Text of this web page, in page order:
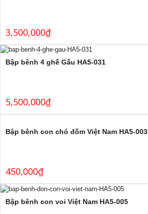
3,500,000₫
Bập bênh 4 ghế Gấu HA5-031
5,500,000₫
Bập bênh con chó đốm Việt Nam HA5-003
450,000₫
Bập bênh con voi Việt Nam HA5-005